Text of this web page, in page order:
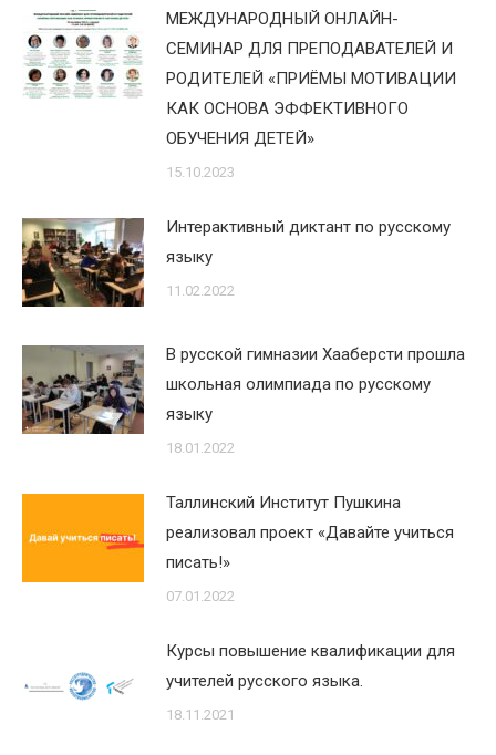
МЕЖДУНАРОДНЫЙ ОНЛАЙН-
СЕМИНАР ДЛЯ ПРЕПОДАВАТЕЛЕЙ И
РОДИТЕЛЕЙ «ПРИЁМЫ МОТИВАЦИИ
КАК ОСНОВА ЭФФЕКТИВНОГО
ОБУЧЕНИЯ ДЕТЕЙ»
15.10.2023
Интерактивный диктант по русскому
языку
11.02.2022
В русской гимназии Хааберсти прошла
школьная олимпиада по русскому
языку
18.01.2022
Таллинский Институт Пушкина
реализовал проект «Давайте учиться
писать!»
07.01.2022
Курсы повышение квалификации для
учителей русского языка.
18.11.2021